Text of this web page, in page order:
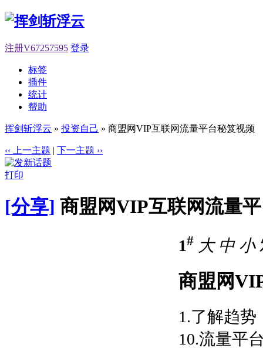
注册V67257595 登录
标签
插件
统计
帮助
挥剑斩浮云 » 投资自己 » 商盟网VIP互联网流量平台秘笈视频
‹‹ 上一主题 | 下一主题 ››
打印
[分享] 商盟网VIP互联网流量
1# 大 中 小
商盟网
1.了解趋势
10.流量平